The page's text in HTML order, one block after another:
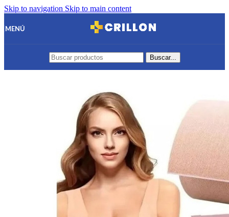
Skip to navigation Skip to main content
MENÚ
Buscar...